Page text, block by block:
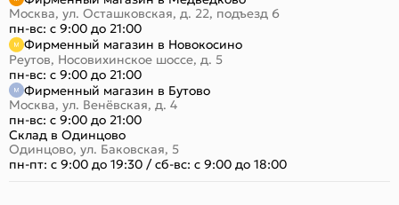
Москва, ул. Осташковская, д. 22, подъезд 6
пн-вс: с 9:00 до 21:00
Фирменный магазин в Новокосино
Реутов, Носовихинское шоссе, д. 5
пн-вс: с 9:00 до 21:00
Фирменный магазин в Бутово
Москва, ул. Венёвская, д. 4
пн-вс: с 9:00 до 21:00
Склад в Одинцово
Одинцово, ул. Баковская, 5
пн-пт: с 9:00 до 19:30 /сб-вс: с 9:00 до 18:00